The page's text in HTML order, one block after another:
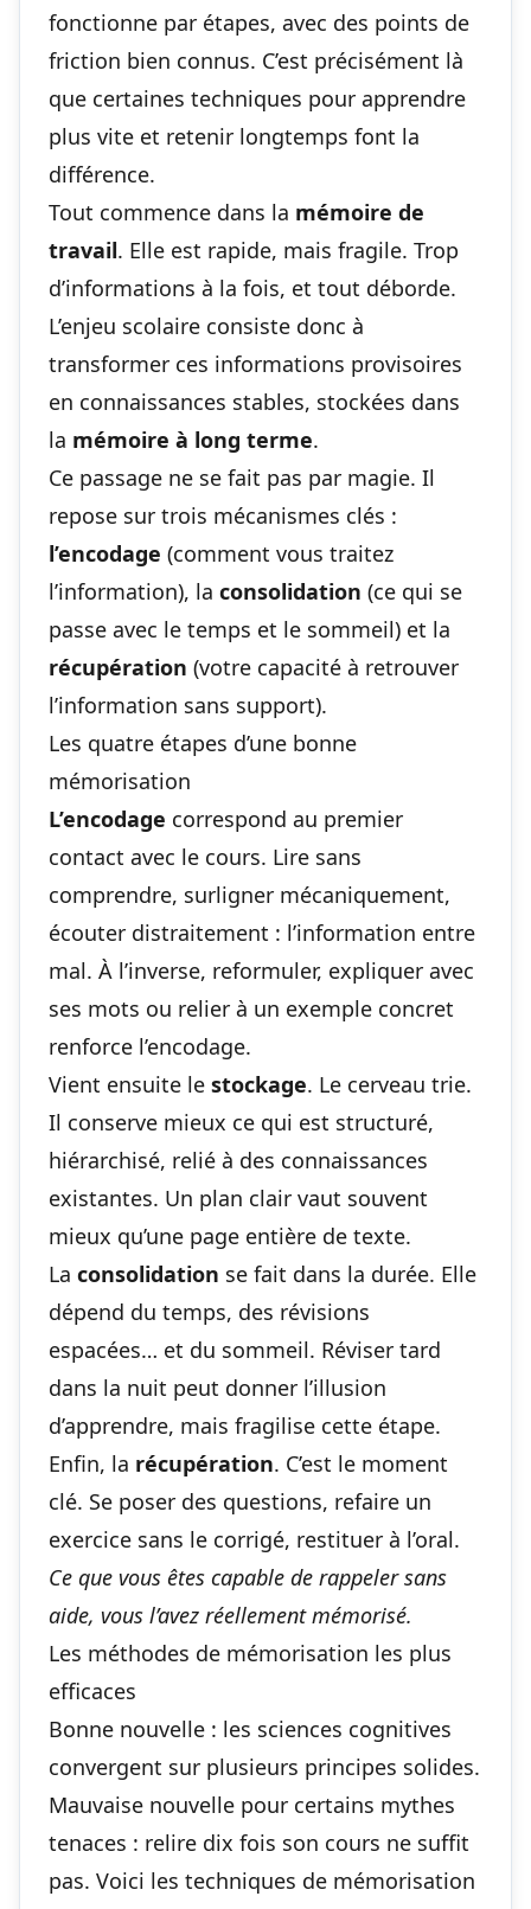
fonctionne par étapes, avec des points de
friction bien connus. C’est précisément là
que certaines techniques pour apprendre
plus vite et retenir longtemps font la
différence.
Tout commence dans la mémoire de
travail. Elle est rapide, mais fragile. Trop
d’informations à la fois, et tout déborde.
L’enjeu scolaire consiste donc à
transformer ces informations provisoires
en connaissances stables, stockées dans
la mémoire à long terme.
Ce passage ne se fait pas par magie. Il
repose sur trois mécanismes clés :
l’encodage (comment vous traitez
l’information), la consolidation (ce qui se
passe avec le temps et le sommeil) et la
récupération (votre capacité à retrouver
l’information sans support).
Les quatre étapes d’une bonne
mémorisation
L’encodage correspond au premier
contact avec le cours. Lire sans
comprendre, surligner mécaniquement,
écouter distraitement : l’information entre
mal. À l’inverse, reformuler, expliquer avec
ses mots ou relier à un exemple concret
renforce l’encodage.
Vient ensuite le stockage. Le cerveau trie.
Il conserve mieux ce qui est structuré,
hiérarchisé, relié à des connaissances
existantes. Un plan clair vaut souvent
mieux qu’une page entière de texte.
La consolidation se fait dans la durée. Elle
dépend du temps, des révisions
espacées… et du sommeil. Réviser tard
dans la nuit peut donner l’illusion
d’apprendre, mais fragilise cette étape.
Enfin, la récupération. C’est le moment
clé. Se poser des questions, refaire un
exercice sans le corrigé, restituer à l’oral.
Ce que vous êtes capable de rappeler sans
aide, vous l’avez réellement mémorisé.
Les méthodes de mémorisation les plus
efficaces
Bonne nouvelle : les sciences cognitives
convergent sur plusieurs principes solides.
Mauvaise nouvelle pour certains mythes
tenaces : relire dix fois son cours ne suffit
pas. Voici les techniques de mémorisation